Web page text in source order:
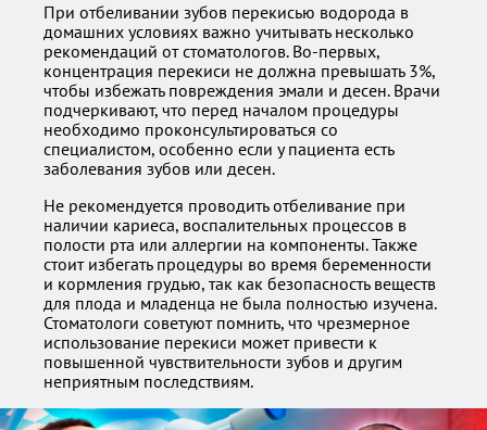
При отбеливании зубов перекисью водорода в
домашних условиях важно учитывать несколько
рекомендаций от стоматологов. Во-первых,
концентрация перекиси не должна превышать 3%,
чтобы избежать повреждения эмали и десен. Врачи
подчеркивают, что перед началом процедуры
необходимо проконсультироваться со
специалистом, особенно если у пациента есть
заболевания зубов или десен.
Не рекомендуется проводить отбеливание при
наличии кариеса, воспалительных процессов в
полости рта или аллергии на компоненты. Также
стоит избегать процедуры во время беременности
и кормления грудью, так как безопасность веществ
для плода и младенца не была полностью изучена.
Стоматологи советуют помнить, что чрезмерное
использование перекиси может привести к
повышенной чувствительности зубов и другим
неприятным последствиям.